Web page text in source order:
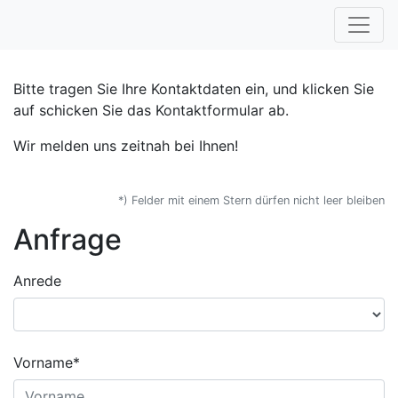
Bitte tragen Sie Ihre Kontaktdaten ein, und klicken Sie
auf schicken Sie das Kontaktformular ab.
Wir melden uns zeitnah bei Ihnen!
*) Felder mit einem Stern dürfen nicht leer bleiben
Anfrage
Anrede
Vorname*